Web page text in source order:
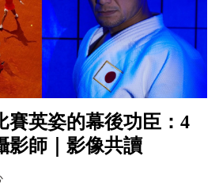
賽英姿的幕後功臣：4
影師｜影像共讀